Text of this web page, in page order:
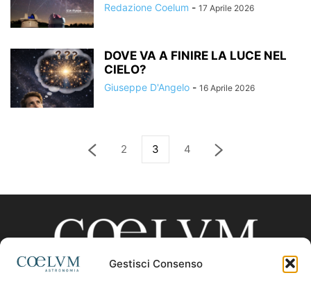
Gestisci Consenso
Redazione Coelum - 17 Aprile 2026
DOVE VA A FINIRE LA LUCE NEL
CIELO?
Giuseppe D'Angelo - 16 Aprile 2026
2 3 4